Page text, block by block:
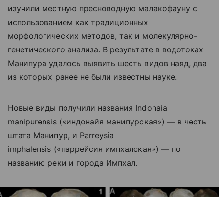
изучили местную пресноводную малакофауну с
использованием как традиционных
морфологических методов, так и молекулярно-
генетического анализа. В результате в водотоках
Манипура удалось выявить шесть видов наяд, два
из которых ранее не были известны науке.
Новые виды получили названия Indonaia
manipurensis («индонайя манипурская») — в честь
штата Манипур, и Parreysia
imphalensis («паррейсия импхалская») — по
названию реки и города Импхал.